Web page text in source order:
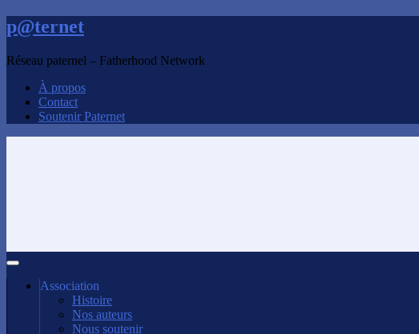
p@ternet
Réseau paternel – Fatherhood Network
À propos
Contact
Soutenir Paternet
Association
Histoire
Nos auteurs
Nous soutenir